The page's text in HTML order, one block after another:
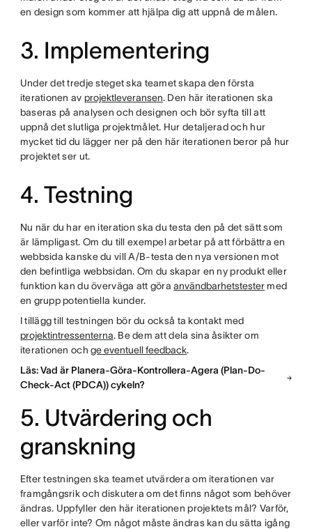
en design som kommer att hjälpa dig att uppnå de målen.
3. Implementering
Under det tredje steget ska teamet skapa den första
iterationen av projektleveransen. Den här iterationen ska
baseras på analysen och designen och bör syfta till att
uppnå det slutliga projektmålet. Hur detaljerad och hur
mycket tid du lägger ner på den här iterationen beror på hur
projektet ser ut.
4. Testning
Nu när du har en iteration ska du testa den på det sätt som
är lämpligast. Om du till exempel arbetar på att förbättra en
webbsida kanske du vill A/B-testa den nya versionen mot
den befintliga webbsidan. Om du skapar en ny produkt eller
funktion kan du överväga att göraanvändbarhetstester med
en grupp potentiella kunder.
I tillägg till testningen bör du också ta kontakt med
projektintressenterna. Be dem att dela sina åsikter om
iterationen ochge eventuell feedback.
Läs: Vad är Planera-Göra-Kontrollera-Agera (Plan-Do-
Check-Act (PDCA)) cykeln?
5. Utvärdering och
granskning
Efter testningen ska teamet utvärdera om iterationen var
framgångsrik och diskutera om det finns något som behöver
ändras. Uppfyller den här iterationen projektets mål? Varför,
eller varför inte? Om något måste ändras kan du sätta igång